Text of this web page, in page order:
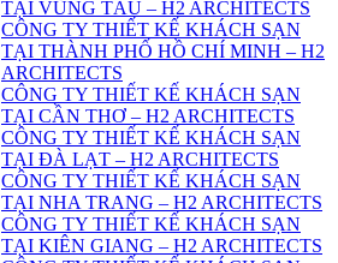
TẠI VŨNG TÀU – H2 ARCHITECTS
CÔNG TY THIẾT KẾ KHÁCH SẠN
TẠI THÀNH PHỐ HỒ CHÍ MINH – H2
ARCHITECTS
CÔNG TY THIẾT KẾ KHÁCH SẠN
TẠI CẦN THƠ – H2 ARCHITECTS
CÔNG TY THIẾT KẾ KHÁCH SẠN
TẠI ĐÀ LẠT – H2 ARCHITECTS
CÔNG TY THIẾT KẾ KHÁCH SẠN
TẠI NHA TRANG – H2 ARCHITECTS
CÔNG TY THIẾT KẾ KHÁCH SẠN
TẠI KIÊN GIANG – H2 ARCHITECTS